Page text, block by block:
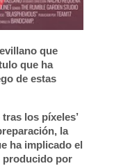
que
que ha
de estas
los píxeles’
la
ha implicado el
producido por